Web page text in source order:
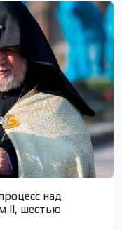
над
II, шестью